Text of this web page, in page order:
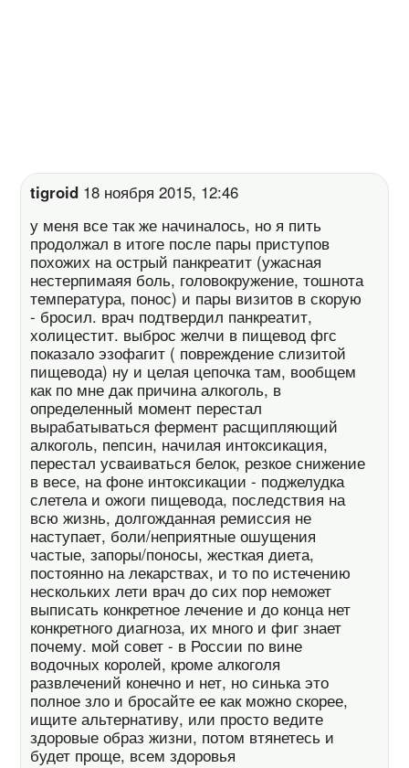
tigroid 18 ноября 2015, 12:46
у меня все так же начиналось, но я пить
продолжал в итоге после пары приступов
похожих на острый панкреатит (ужасная
нестерпимаяя боль, головокружение, тошнота
температура, понос) и пары визитов в скорую
- бросил. врач подтвердил панкреатит,
холицестит. выброс желчи в пищевод фгс
показало эзофагит ( повреждение слизитой
пищевода) ну и целая цепочка там, вообщем
как по мне дак причина алкоголь, в
определенный момент перестал
вырабатываться фермент расщипляющий
алкоголь, пепсин, начилая интоксикация,
перестал усваиваться белок, резкое снижение
в весе, на фоне интоксикации - поджелудка
слетела и ожоги пищевода, последствия на
всю жизнь, долгожданная ремиссия не
наступает, боли/неприятные ошущения
частые, запоры/поносы, жесткая диета,
постоянно на лекарствах, и то по истечению
нескольких лети врач до сих пор неможет
выписать конкретное лечение и до конца нет
конкретного диагноза, их много и фиг знает
почему. мой совет - в России по вине
водочных королей, кроме алкоголя
развлечений конечно и нет, но синька это
полное зло и бросайте ее как можно скорее,
ищите альтернативу, или просто ведите
здоровые образ жизни, потом втянетесь и
будет проще, всем здоровья